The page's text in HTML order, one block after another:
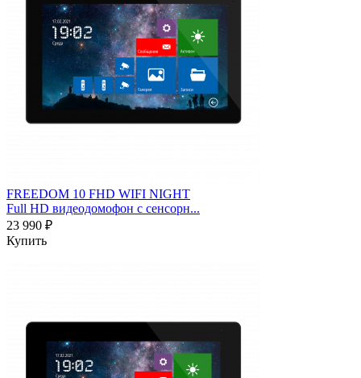
FREEDOM 10 FHD WIFI NIGHT
Full HD видеодомофон с сенсорн...
23 990 ₽
Купить